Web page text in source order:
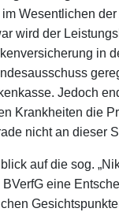
Wesentlichen
wird der
in
Jedoch
Krankheiten die
nicht an dieser
auf die sog.
eine